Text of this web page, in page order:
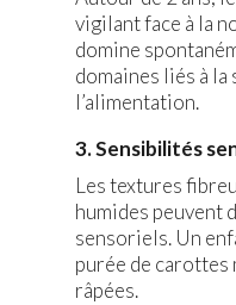
vigilant face à la
domine
domaines liés à
l’alimentation.
3. Sensibilités
Les textures
humides peuvent
sensoriels. Un
purée de carottes
râpées.